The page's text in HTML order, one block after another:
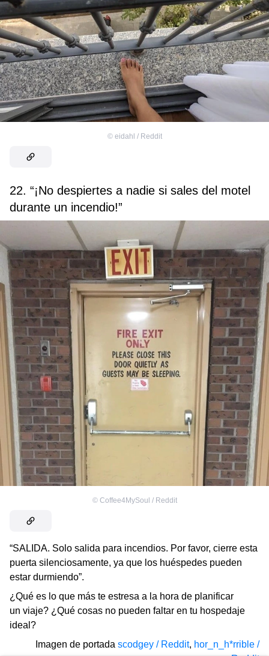
© eidahl / Reddit
22. “¡No despiertes a nadie si sales del motel
durante un incendio!”
© Coffee4MySoul / Reddit
“SALIDA. Solo salida para incendios. Por favor, cierre esta
puerta silenciosamente, ya que los huéspedes pueden
estar durmiendo”.
¿Qué es lo que más te estresa a la hora de planificar
un viaje? ¿Qué cosas no pueden faltar en tu hospedaje
ideal?
Imagen de portada scodgey / Reddit, hor_n_h*rrible /